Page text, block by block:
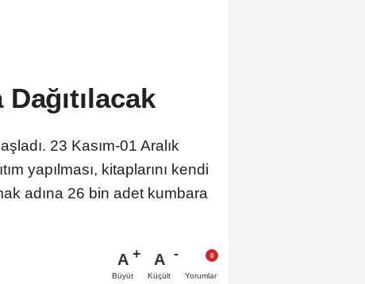
23 Kasım-01 Aralık
yapılması, kitaplarını kendi
adına 26 bin adet kumbara
A
Büyüt
A
Küçült Yorumlar